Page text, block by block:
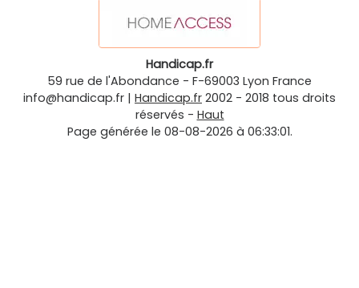
Handicap.fr
59 rue de l'Abondance - F-69003 Lyon France
info@handicap.fr | Handicap.fr 2002 - 2018 tous droits
réservés - Haut
Page générée le 08-08-2026 à 06:33:01.